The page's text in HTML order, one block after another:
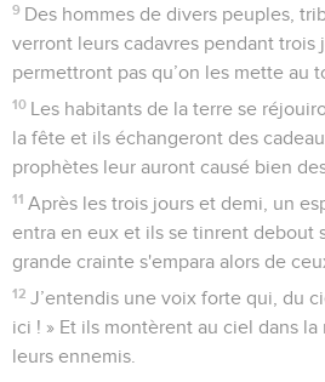
9 Des hommes de divers peuples,
verront leurs cadavres pendant trois
permettront pas qu’on les mette au
10 Les habitants de la terre se
la fête et ils échangeront des
prophètes leur auront causé bien
11 Après les trois jours et demi, un
entra en eux et ils se tinrent debout
grande crainte s'empara alors de
12 J’entendis une voix forte qui, du
ici ! » Et ils montèrent au ciel dans
leurs ennemis.